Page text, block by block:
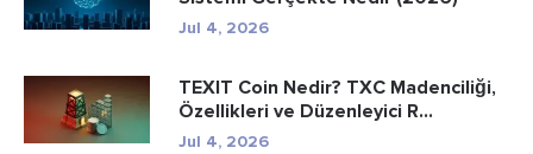
Jul 4, 2026
TEXIT Coin Nedir? TXC Madenciliği,
Özellikleri ve Düzenleyici R...
Jul 4, 2026